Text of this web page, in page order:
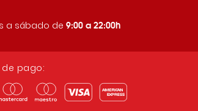
a sábado de 9:00 a 22:00h
de pago: